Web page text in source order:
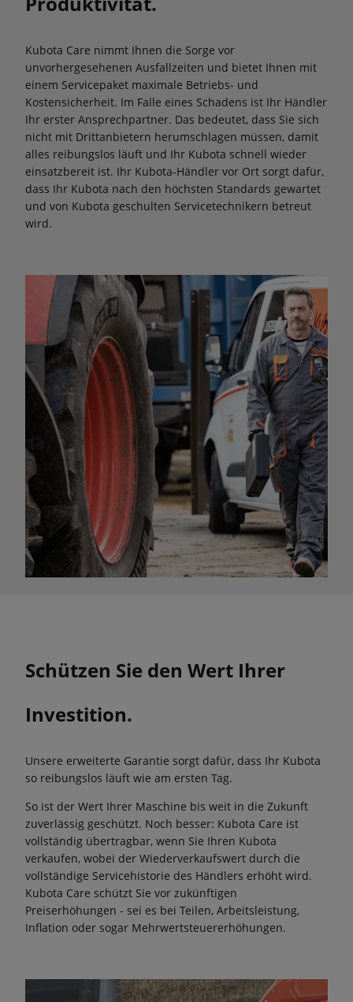
Kubota Care nimmt Ihnen die Sorge vor
unvorhergesehenen Ausfallzeiten und bietet Ihnen mit
einem Servicepaket maximale Betriebs- und
Kostensicherheit. Im Falle eines Schadens ist Ihr Händler
Ihr erster Ansprechpartner. Das bedeutet, dass Sie sich
nicht mit Drittanbietern herumschlagen müssen, damit
alles reibungslos läuft und Ihr Kubota schnell wieder
einsatzbereit ist. Ihr Kubota-Händler vor Ort sorgt dafür,
dass Ihr Kubota nach den höchsten Standards gewartet
und von Kubota geschulten Servicetechnikern betreut
wird.
Schützen Sie den Wert Ihrer
Investition.
Unsere erweiterte Garantie sorgt dafür, dass Ihr Kubota
so reibungslos läuft wie am ersten Tag.
So ist der Wert Ihrer Maschine bis weit in die Zukunft
zuverlässig geschützt. Noch besser: Kubota Care ist
vollständig übertragbar, wenn Sie Ihren Kubota
verkaufen, wobei der Wiederverkaufswert durch die
vollständige Servicehistorie des Händlers erhöht wird.
Kubota Care schützt Sie vor zukünftigen
Preiserhöhungen - sei es bei Teilen, Arbeitsleistung,
Inflation oder sogar Mehrwertsteuererhöhungen.